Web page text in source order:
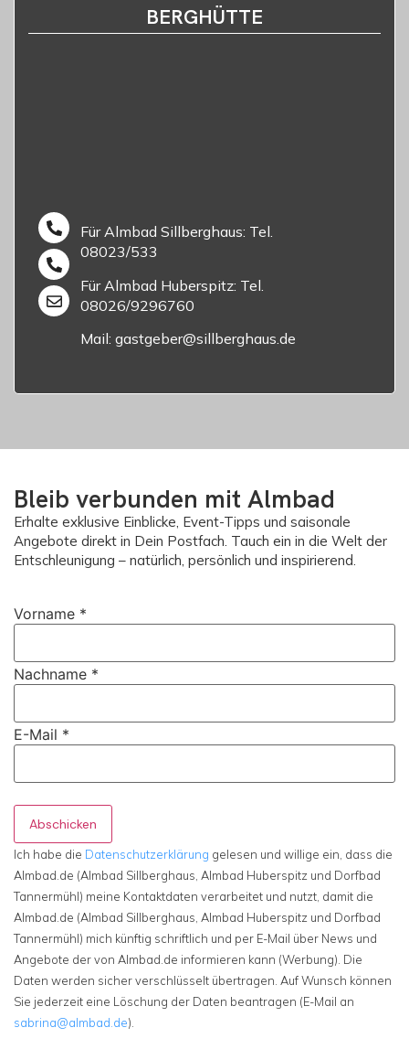
BERGHÜTTE
Für Almbad Sillberghaus: Tel.
08023/533
Für Almbad Huberspitz: Tel.
08026/9296760
Mail: gastgeber@sillberghaus.de
Bleib verbunden mit Almbad
Erhalte exklusive Einblicke, Event-Tipps und saisonale
Angebote direkt in Dein Postfach. Tauch ein in die Welt der
Entschleunigung – natürlich, persönlich und inspirierend.
Vorname *
Nachname *
E-Mail *
Abschicken
Ich habe die Datenschutzerklärung gelesen und willige ein, dass die
Almbad.de (Almbad Sillberghaus, Almbad Huberspitz und Dorfbad
Tannermühl) meine Kontaktdaten verarbeitet und nutzt, damit die
Almbad.de (Almbad Sillberghaus, Almbad Huberspitz und Dorfbad
Tannermühl) mich künftig schriftlich und per E-Mail über News und
Angebote der von Almbad.de informieren kann (Werbung). Die
Daten werden sicher verschlüsselt übertragen. Auf Wunsch können
Sie jederzeit eine Löschung der Daten beantragen (E-Mail an
sabrina@almbad.de).